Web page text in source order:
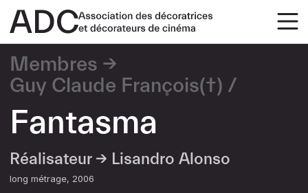
Membres
Guy Claude François(†)
Fantasma
Réalisateur → Lisandro Alonso
long métrage 2006